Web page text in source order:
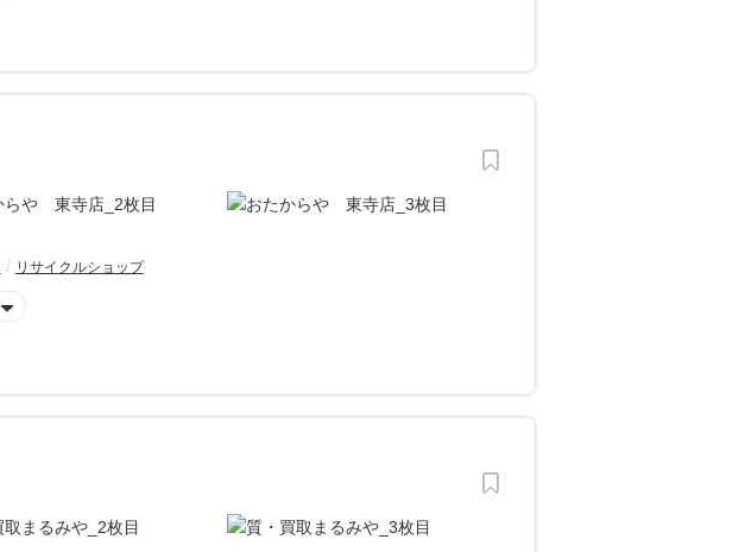
リサイクルショップ